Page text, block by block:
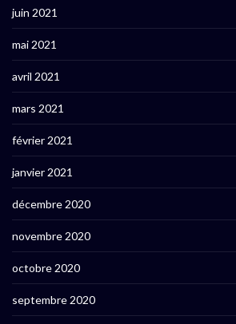
juin 2021
mai 2021
avril 2021
mars 2021
février 2021
janvier 2021
décembre 2020
novembre 2020
octobre 2020
septembre 2020